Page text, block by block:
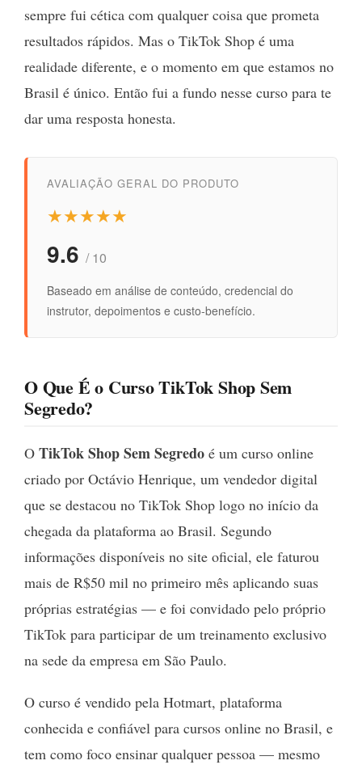
sempre fui cética com qualquer coisa que prometa
resultados rápidos. Mas o TikTok Shop é uma
realidade diferente, e o momento em que estamos no
Brasil é único. Então fui a fundo nesse curso para te
dar uma resposta honesta.
AVALIAÇÃO GERAL DO PRODUTO
★★★★★
9.6 / 10
Baseado em análise de conteúdo, credencial do
instrutor, depoimentos e custo-benefício.
O Que É o Curso TikTok Shop Sem
Segredo?
O TikTok Shop Sem Segredo é um curso online
criado por Octávio Henrique, um vendedor digital
que se destacou no TikTok Shop logo no início da
chegada da plataforma ao Brasil. Segundo
informações disponíveis no site oficial, ele faturou
mais de R$50 mil no primeiro mês aplicando suas
próprias estratégias — e foi convidado pelo próprio
TikTok para participar de um treinamento exclusivo
na sede da empresa em São Paulo.
O curso é vendido pela Hotmart, plataforma
conhecida e confiável para cursos online no Brasil, e
tem como foco ensinar qualquer pessoa — mesmo